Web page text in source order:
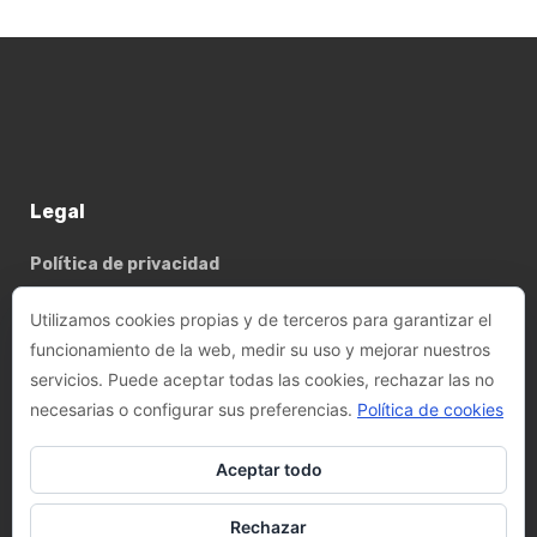
Legal
Política de privacidad
Basterrechea - Tejada arquitectes, SLP
+34 93 782 89 14
Email:felix@btarquitectes.es/fernando@btarquitectes.es
Utilizamos cookies propias y de terceros para garantizar el
funcionamiento de la web, medir su uso y mejorar nuestros
servicios. Puede aceptar todas las cookies, rechazar las no
necesarias o configurar sus preferencias. Política de cookies
Aceptar todo
Rechazar